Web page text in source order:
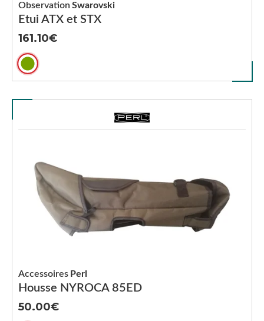
Etui ATX et STX
Observation Swarovski
161.10
Housse NYROCA 85ED
Accessoires Perl
50.00